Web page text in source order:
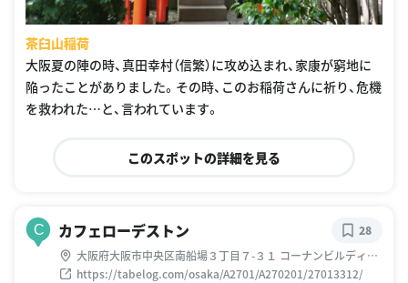
茶臼山稲荷
大阪夏の陣の時、真田幸村（信繁）に攻め込まれ、家康が窮地に
陥ったことがありました。その時、このお稲荷さんに祈り、危機
を救われた…と、言われています。
このスポットの詳細を見る
C カフェローデストン
大阪府大阪市中央区南船場３丁目７-３１ コーナンビルディン
グ
https://tabelog.com/osaka/A2701/A270201/27013312/
28